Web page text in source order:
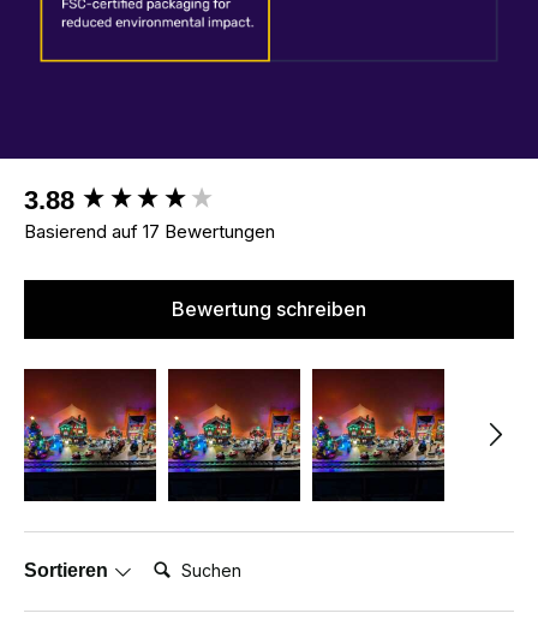
3.88
Basierend auf 17 Bewertungen
Bewertung schreiben
Sortieren Suchen:
New content loaded